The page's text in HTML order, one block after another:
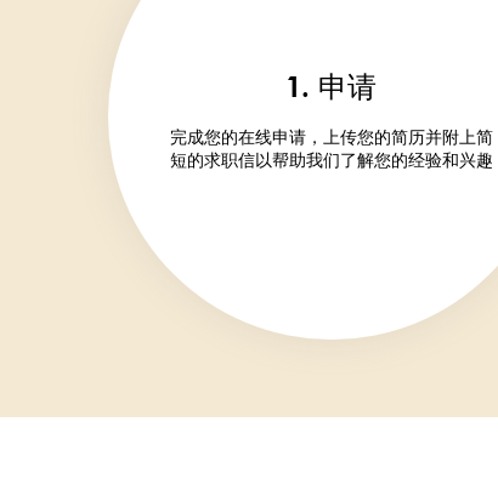
1. 申请
完成您的在线申请，上传您的简历并附上简
短的求职信以帮助我们了解您的经验和兴趣